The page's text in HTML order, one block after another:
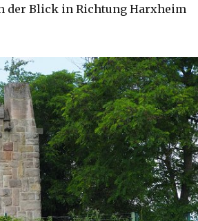
der Blick in Richtung Harxheim